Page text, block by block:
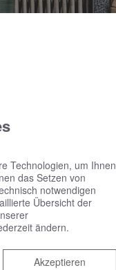
Technologien, um Ihnen
das Setzen von
notwendigen
Übersicht der
ändern.
Akzeptieren